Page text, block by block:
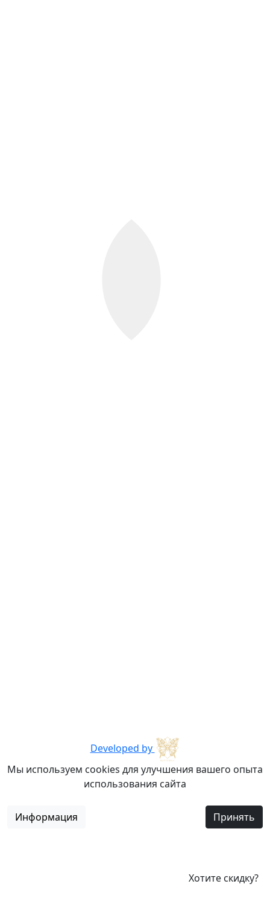
Developed by
Мы используем cookies для улучшения вашего опыта
использования сайта
Информация Принять
Хотите скидку?